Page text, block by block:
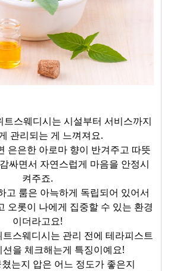
스웨디시는 시설부터 서비스까지
관리되는 게 느껴져요.
은은한 아로마 향이 반겨주고 따뜻
싸면서 자연스럽게 마음을 안정시
켜주죠.
고 룸은 아늑하게 독립되어 있어서
오롯이 나에게 집중할 수 있는 환경
이더라고요!
스웨디시는 관리 전에 테라피스트
션을 체크해는게 특징이예요!
는지 압은 어느 정도가 좋은지